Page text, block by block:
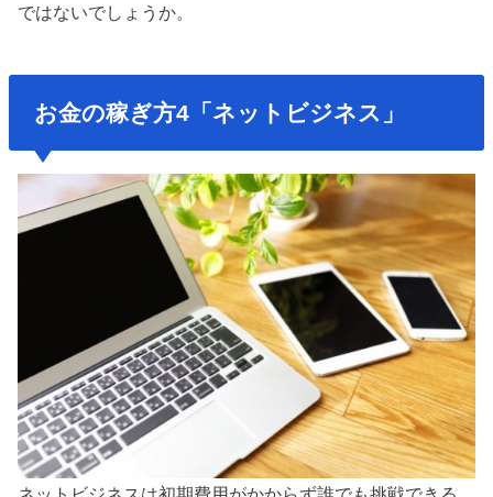
ではないでしょうか。
お金の稼ぎ方4「ネットビジネス」